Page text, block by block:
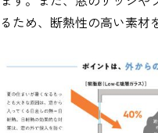
るため、断熱性の高い素材